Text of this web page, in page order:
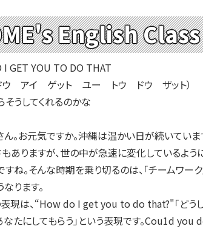
English Class
I GET YOU TO DO THAT
ウ アイ ゲット ユー トウ ドウ ザット）
そうしてくれるのかな
。お元気ですか。沖縄は温かい日が続いていま
もありますが、世の中が急速に変化しているよ
すね。そんな時期を乗り切るのは、「チームワ
ります。
現は、“How do I get you to do that?"「どうし
なたにしてもらう」という表現です。Cou1d